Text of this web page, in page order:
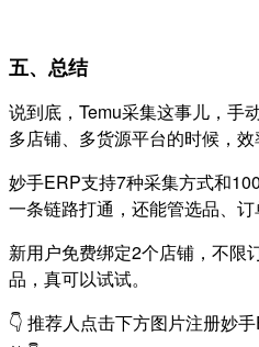
五、总结
说到底，Temu采集这事儿，手
多店铺、多货源平台的时候，效
妙手ERP支持7种采集方式和
一条链路打通，还能管选品、订
新用户免费绑定2个店铺，不限
品，真可以试试。
👇 推荐人点击下方图片注册妙